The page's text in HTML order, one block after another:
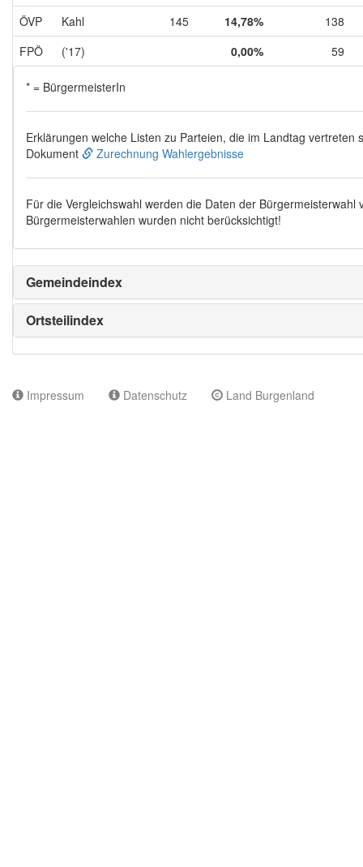
ÖVP
Kahl 145 14,78%
138
FPÖ
('17) 0,00% 59
* = BürgermeisterIn
Erklärungen welche Listen zu Parteien, die im Landtag vertreten
Dokument
Zurechnung Wahlergebnisse
Für die Vergleichswahl werden die Daten der Bürgermeisterwahl
Bürgermeisterwahlen wurden nicht berücksichtigt!
Gemeindeindex
Ortsteilindex
Impressum Datenschutz Land Burgenland